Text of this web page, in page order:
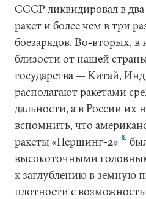
СССР ликвидировал в
ракет и более чем в три
боезарядов. Во-вторых, в
близости от нашей
государства — Китай,
располагают ракетами
дальности, а в России их
вспомнить, что
ракеты «Першинг-2» 8
высокоточными
к заглублению в земную
плотности с